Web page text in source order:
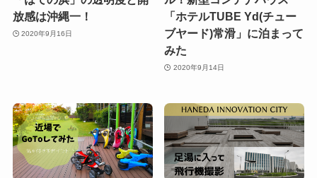
放感は沖縄一！
2020年9月16日
「ホテルTUBE Yd(チュー
ブヤード)常滑」に泊まって
みた
2020年9月14日